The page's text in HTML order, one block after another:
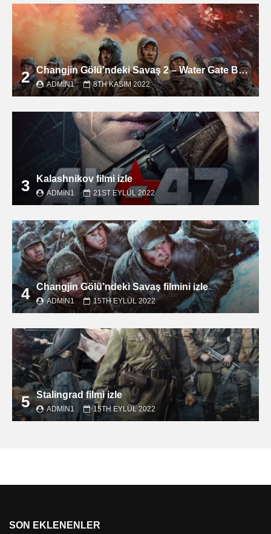
2 Changjin Gölü’ndeki Savaş 2 – Water Gate Bridge filmini izle
ADMIN1 8TH KASIM 2022
3 Kalashnikov filmi izle
ADMIN1 21ST EYLÜL 2022
4 Changjin Gölü’ndeki Savaş filmini izle
ADMIN1 15TH EYLÜL 2022
5 Stalingrad filmi izle
ADMIN1 15TH EYLÜL 2022
SON EKLENENLER